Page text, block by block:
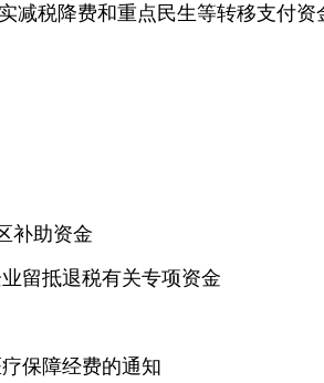
减税降费和重点民生等转移支付资
补助资金
留抵退税有关专项资金
保障经费的通知